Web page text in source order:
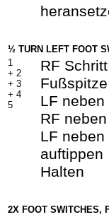
½ TURN LEFT FOOT
1
+ 2
+ 3
+ 4
5
RF
LF
RF
LF
auftippen
Halten
2X FOOT SWITCHES,